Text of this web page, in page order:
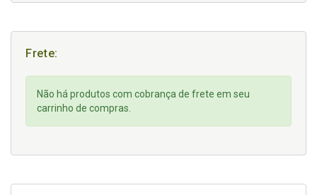
Frete:
Não há produtos com cobrança de frete em seu
carrinho de compras.